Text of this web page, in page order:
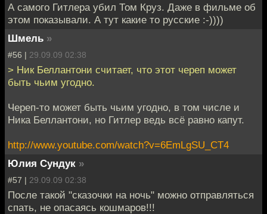
А самого Гитлера убил Том Круз. Даже в фильме об
этом показывали. А тут какие то русские :-))))
Шмель »
#56 | 29.09.09 02:38
> Ник Беллантони считает, что этот череп может
быть чьим угодно.
Череп-то может быть чьим угодно, в том числе и
Ника Беллантони, но Гитлер ведь всё равно капут.
http://www.youtube.com/watch?v=6EmLgSU_CT4
Юлия Сундук »
#57 | 29.09.09 02:38
После такой "сказочки на ночь" можно отправляться
спать, не опасаясь кошмаров!!!